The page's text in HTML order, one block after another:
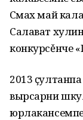
Сӑмах май
Салават
конкурсěнче
2013 ҫултанпа
вырсарни